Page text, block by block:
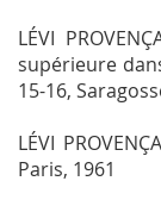
LÉVI
supérieure
15-16,
LÉVI
Paris, 1961